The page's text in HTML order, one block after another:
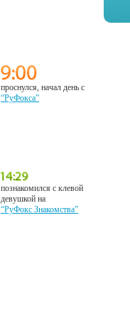
проснулся, начал день с
“РуФокса”
познакомился с клевой
девушкой на
“РуФокс Знакомства”